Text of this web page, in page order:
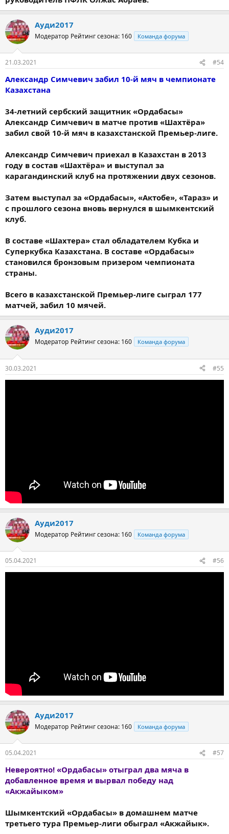
Ауди2017
Модератор Рейтинг сезона: 160 Команда форума
21.03.2021 #54
Александр Симчевич забил 10-й мяч в чемпионате
Казахстана
34-летний сербский защитник «Ордабасы»
Александр Симчевич в матче против «Шахтёра»
забил свой 10-й мяч в казахстанской Премьер-лиге.
Александр Симчевич приехал в Казахстан в 2013
году в состав «Шахтёра» и выступал за
карагандинский клуб на протяжении двух сезонов.
Затем выступал за «Ордабасы», «Актобе», «Тараз» и
с прошлого сезона вновь вернулся в шымкентский
клуб.
В составе «Шахтера» стал обладателем Кубка и
Суперкубка Казахстана. В составе «Ордабасы»
становился бронзовым призером чемпионата
страны.
Всего в казахстанской Премьер-лиге сыграл 177
матчей, забил 10 мячей.
Ауди2017
Модератор Рейтинг сезона: 160 Команда форума
30.03.2021 #55
Ауди2017
Модератор Рейтинг сезона: 160 Команда форума
05.04.2021 #56
Ауди2017
Модератор Рейтинг сезона: 160 Команда форума
05.04.2021 #57
Невероятно! «Ордабасы» отыграл два мяча в
добавленное время и вырвал победу над
«Акжайыком»
Шымкентский «Ордабасы» в домашнем матче
третьего тура Премьер-лиги обыграл «Акжайык».